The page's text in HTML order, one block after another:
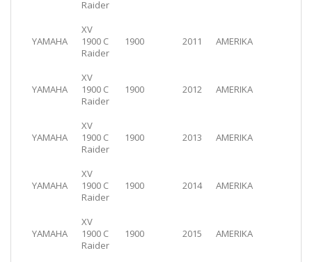
Raider
YAMAHA
XV
1900 C
Raider
1900 2011 AMERIKA
YAMAHA
XV
1900 C
Raider
1900 2012 AMERIKA
YAMAHA
XV
1900 C
Raider
1900 2013 AMERIKA
YAMAHA
XV
1900 C
Raider
1900 2014 AMERIKA
YAMAHA
XV
1900 C
Raider
1900 2015 AMERIKA